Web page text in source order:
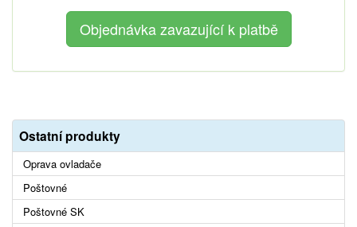
Ostatní produkty
Oprava ovladače
Poštovné
Poštovné SK